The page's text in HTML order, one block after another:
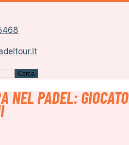
NEL PADEL: